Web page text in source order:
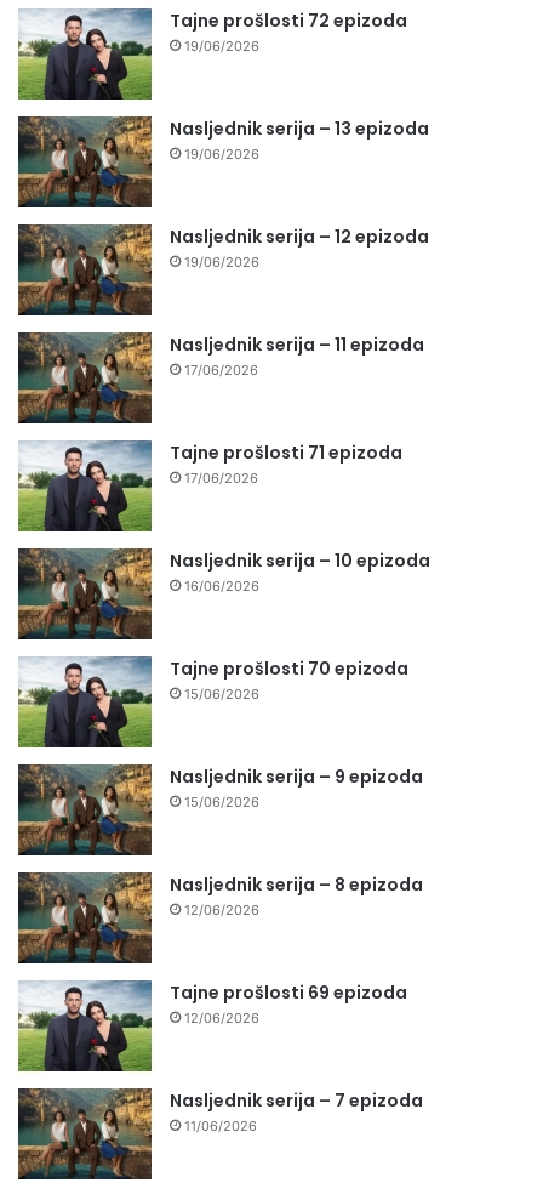
Tajne prošlosti 72 epizoda
19/06/2026
Nasljednik serija – 13 epizoda
19/06/2026
Nasljednik serija – 12 epizoda
19/06/2026
Nasljednik serija – 11 epizoda
17/06/2026
Tajne prošlosti 71 epizoda
17/06/2026
Nasljednik serija – 10 epizoda
16/06/2026
Tajne prošlosti 70 epizoda
15/06/2026
Nasljednik serija – 9 epizoda
15/06/2026
Nasljednik serija – 8 epizoda
12/06/2026
Tajne prošlosti 69 epizoda
12/06/2026
Nasljednik serija – 7 epizoda
11/06/2026